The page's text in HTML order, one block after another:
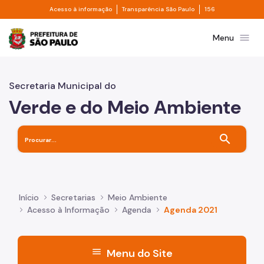
Pular para o Conteúdo principal
Acesso à informação Divisor de acesso à informação
Transparência São Paulo Divisor de
156
Prefeitura de São PauloMenu menu
Secretaria Municipal do
Verde e do Meio Ambiente
search
Início Secretarias
Meio Ambiente
Acesso à Informação
Agenda Agenda 2021
menu Menu do Site